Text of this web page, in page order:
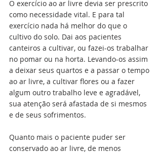
O exercício ao ar livre devia ser prescrito
como necessidade vital. E para tal
exercício nada há melhor do que o
cultivo do solo. Dai aos pacientes
canteiros a cultivar, ou fazei-os trabalhar
no pomar ou na horta. Levando-os assim
a deixar seus quartos e a passar o tempo
ao ar livre, a cultivar flores ou a fazer
algum outro trabalho leve e agradável,
sua atenção será afastada de si mesmos
e de seus sofrimentos.
Quanto mais o paciente puder ser
conservado ao ar livre, de menos